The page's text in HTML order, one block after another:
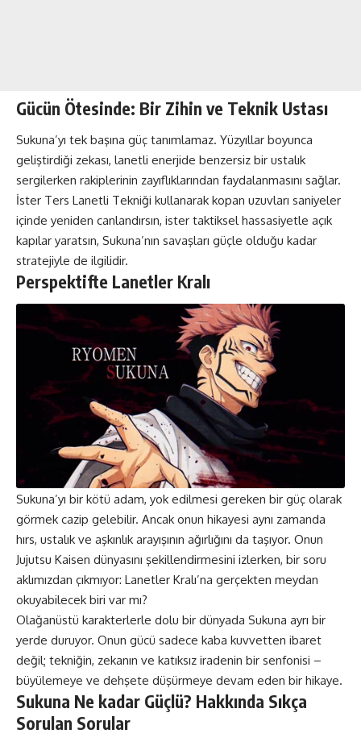
Gücün Ötesinde: Bir Zihin ve Teknik Ustası
Sukuna’yı tek başına güç tanımlamaz. Yüzyıllar boyunca
geliştirdiği zekası, lanetli enerjide benzersiz bir ustalık
sergilerken rakiplerinin zayıflıklarından faydalanmasını sağlar.
İster Ters Lanetli Tekniği kullanarak kopan uzuvları saniyeler
içinde yeniden canlandırsın, ister taktiksel hassasiyetle açık
kapılar yaratsın, Sukuna’nın savaşları güçle olduğu kadar
stratejiyle de ilgilidir.
Perspektifte Lanetler Kralı
Sukuna’yı bir kötü adam, yok edilmesi gereken bir güç olarak
görmek cazip gelebilir. Ancak onun hikayesi aynı zamanda
hırs, ustalık ve aşkınlık arayışının ağırlığını da taşıyor. Onun
Jujutsu Kaisen dünyasını şekillendirmesini izlerken, bir soru
aklımızdan çıkmıyor: Lanetler Kralı’na gerçekten meydan
okuyabilecek biri var mı?
Olağanüstü karakterlerle dolu bir dünyada Sukuna ayrı bir
yerde duruyor. Onun gücü sadece kaba kuvvetten ibaret
değil; tekniğin, zekanın ve katıksız iradenin bir senfonisi –
büyülemeye ve dehşete düşürmeye devam eden bir hikaye.
Sukuna Ne kadar Güçlü? Hakkında Sıkça
Sorulan Sorular